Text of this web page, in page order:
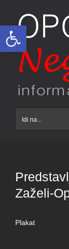
Open toolbar
content
Idi na...
Zaželi-
Plakat